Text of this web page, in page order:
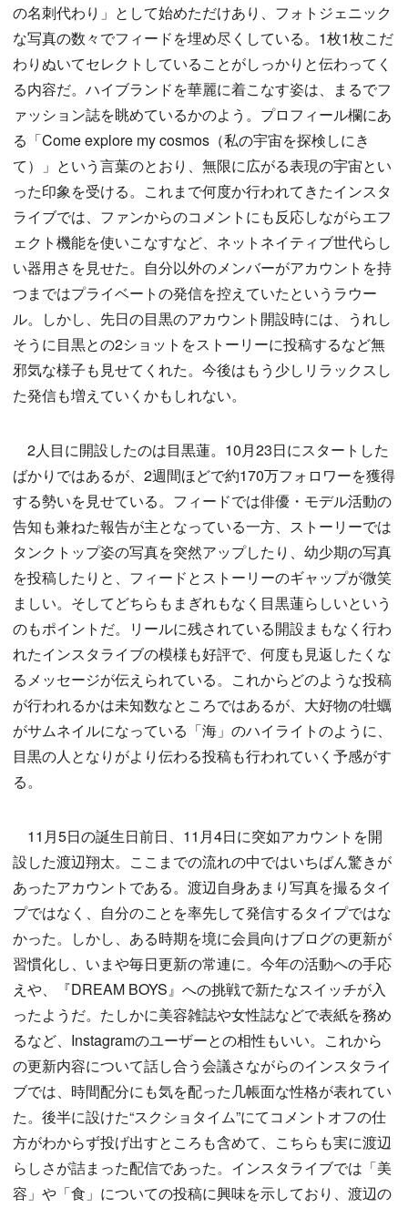
の名刺代わり」として始めただけあり、フォトジェニック
な写真の数々でフィードを埋め尽くしている。1枚1枚こだ
わりぬいてセレクトしていることがしっかりと伝わってく
る内容だ。ハイブランドを華麗に着こなす姿は、まるでフ
ァッション誌を眺めているかのよう。プロフィール欄にあ
る「Come explore my cosmos（私の宇宙を探検しにき
て）」という言葉のとおり、無限に広がる表現の宇宙とい
った印象を受ける。これまで何度か行われてきたインスタ
ライブでは、ファンからのコメントにも反応しながらエフ
ェクト機能を使いこなすなど、ネットネイティブ世代らし
い器用さを見せた。自分以外のメンバーがアカウントを持
つまではプライベートの発信を控えていたというラウー
ル。しかし、先日の目黒のアカウント開設時には、うれし
そうに目黒との2ショットをストーリーに投稿するなど無
邪気な様子も見せてくれた。今後はもう少しリラックスし
た発信も増えていくかもしれない。
2人目に開設したのは目黒蓮。10月23日にスタートした
ばかりではあるが、2週間ほどで約170万フォロワーを獲得
する勢いを見せている。フィードでは俳優・モデル活動の
告知も兼ねた報告が主となっている一方、ストーリーでは
タンクトップ姿の写真を突然アップしたり、幼少期の写真
を投稿したりと、フィードとストーリーのギャップが微笑
ましい。そしてどちらもまぎれもなく目黒蓮らしいという
のもポイントだ。リールに残されている開設まもなく行わ
れたインスタライブの模様も好評で、何度も見返したくな
るメッセージが伝えられている。これからどのような投稿
が行われるかは未知数なところではあるが、大好物の牡蠣
がサムネイルになっている「海」のハイライトのように、
目黒の人となりがより伝わる投稿も行われていく予感がす
る。
11月5日の誕生日前日、11月4日に突如アカウントを開
設した渡辺翔太。ここまでの流れの中ではいちばん驚きが
あったアカウントである。渡辺自身あまり写真を撮るタイ
プではなく、自分のことを率先して発信するタイプではな
かった。しかし、ある時期を境に会員向けブログの更新が
習慣化し、いまや毎日更新の常連に。今年の活動への手応
えや、『DREAM BOYS』への挑戦で新たなスイッチが入
ったようだ。たしかに美容雑誌や女性誌などで表紙を務め
るなど、Instagramのユーザーとの相性もいい。これから
の更新内容について話し合う会議さながらのインスタライ
ブでは、時間配分にも気を配った几帳面な性格が表れてい
た。後半に設けた“スクショタイム”にてコメントオフの仕
方がわからず投げ出すところも含めて、こちらも実に渡辺
らしさが詰まった配信であった。インスタライブでは「美
容」や「食」についての投稿に興味を示しており、渡辺の